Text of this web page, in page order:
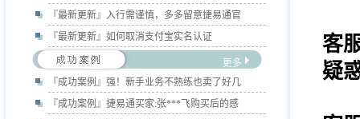
『最新更新』 入行需谨慎，多多留意捷易通官
『最新更新』 如何取消支付宝实名认证
更多
『成功案例』 强！新手业务不熟练也卖了好几
『成功案例』 捷易通买家:张***飞购买后的感
客
疑